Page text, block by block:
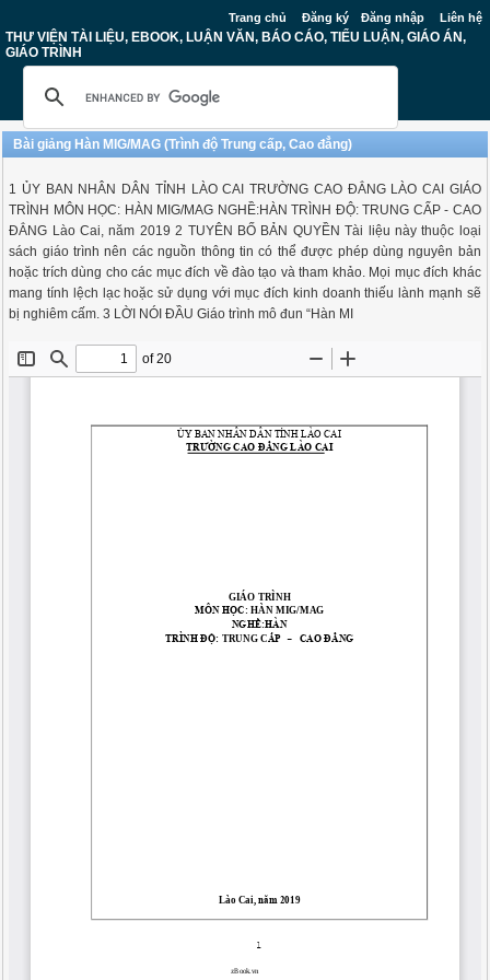
Trang chủ Đăng ký Đăng nhập Liên hệ
THƯ VIỆN TÀI LIỆU, EBOOK, LUẬN VĂN, BÁO CÁO, TIỂU LUẬN, GIÁO ÁN,
GIÁO TRÌNH
Bài giảng Hàn MIG/MAG (Trình độ Trung cấp, Cao đẳng)
1 ỦY BAN NHÂN DÂN TỈNH LÀO CAI TRƯỜNG CAO ĐẲNG LÀO CAI GIÁO
TRÌNH MÔN HỌC: HÀN MIG/MAG NGHỀ:HÀN TRÌNH ĐỘ: TRUNG CẤP - CAO
ĐẲNG Lào Cai, năm 2019 2 TUYÊN BỐ BẢN QUYỀN Tài liệu này thuộc loại
sách giáo trình nên các nguồn thông tin có thể được phép dùng nguyên bản
hoặc trích dùng cho các mục đích về đào tạo và tham khảo. Mọi mục đích khác
mang tính lệch lạc hoặc sử dụng với mục đích kinh doanh thiếu lành mạnh sẽ
bị nghiêm cấm. 3 LỜI NÓI ĐẦU Giáo trình mô đun “Hàn MI